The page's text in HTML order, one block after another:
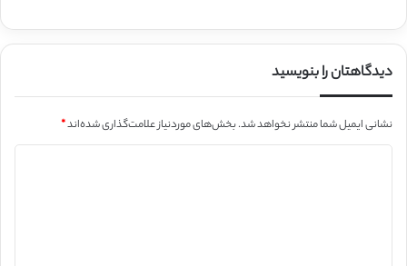
دیدگاهتان را بنویسید
نشانی ایمیل شما منتشر نخواهد شد.بخش‌های موردنیاز علامت‌گذاری شده‌اند*